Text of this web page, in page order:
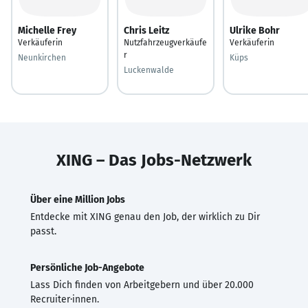
Michelle Frey
Verkäuferin
Neunkirchen
Chris Leitz
Nutzfahrzeugverkäufe
r
Luckenwalde
Ulrike Bohr
Verkäuferin
Küps
XING – Das Jobs-Netzwerk
Über eine Million Jobs
Entdecke mit XING genau den Job, der wirklich zu Dir
passt.
Persönliche Job-Angebote
Lass Dich finden von Arbeitgebern und über 20.000
Recruiter·innen.